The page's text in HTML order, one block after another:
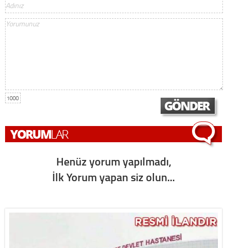
1000
Henüz yorum yapılmadı,
İlk Yorum yapan siz olun...